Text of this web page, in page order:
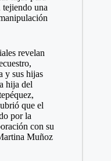
una
revelan
y sus hijas
hija del
que el
por la
con su
Muñoz